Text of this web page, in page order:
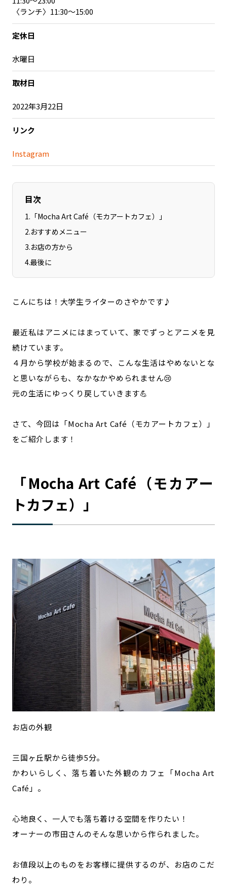
お問い合わせ 会社概要
〈ランチ〉11:30～15:00
定休日
水曜日
取材日
2022年3月22日
リンク
Instagram
目次
1. 「Mocha Art Café（モカアートカフェ）」
2.おすすめメニュー
3.お店の方から
4.最後に
こんにちは！大学生ライターのさやかです♪
最近私はアニメにはまっていて、家でずっとアニメを見
続けています。
４月から学校が始まるので、こんな生活はやめないとな
と思いながらも、なかなかやめられません😢
元の生活にゆっくり戻していきます💪
さて、今回は「Mocha Art Café（モカアートカフェ）」
をご紹介します！
「Mocha Art Café（モカアー
トカフェ）」
お店の外観
三国ヶ丘駅から徒歩5分。
かわいらしく、落ち着いた外観のカフェ「Mocha Art
Café」。
心地良く、一人でも落ち着ける空間を作りたい！
オーナーの市田さんのそんな思いから作られました。
お値段以上のものをお客様に提供するのが、お店のこだ
わり。